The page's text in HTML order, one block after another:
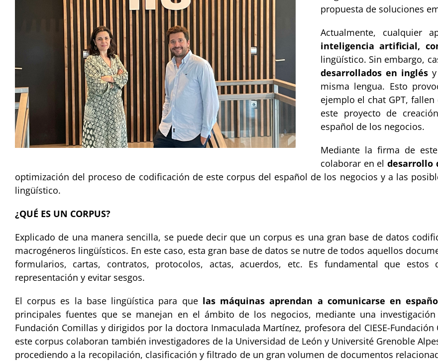
propuesta de soluciones
Actualmente, cualquier
inteligencia artificial,
lingüístico. Sin embargo,
desarrollados en inglésy
misma lengua. Esto
ejemplo el chat GPT,
este proyecto de
español de los negocios.
Mediante la firma de
colaborar en el desarrollo
optimización del proceso de codificación de este corpus del español de los negocios y a las
lingüístico.
¿QUÉ ES UN CORPUS?
Explicado de una manera sencilla, se puede decir que un corpus es una gran base de datos
macrogéneros lingüísticos. En este caso, esta gran base de datos se nutre de todos aquellos
formularios, cartas, contratos, protocolos, actas, acuerdos, etc. Es fundamental que
representación y evitar sesgos.
El corpus es la base lingüística para que las máquinas aprendan a comunicarse en
principales fuentes que se manejan en el ámbito de los negocios, mediante una
Fundación Comillas y dirigidos por la doctora Inmaculada Martínez, profesora del CIESE-
este corpus colaboran también investigadores de la Universidad de León y Université Grenoble
procediendo a la recopilación, clasificación y filtrado de un gran volumen de documentos